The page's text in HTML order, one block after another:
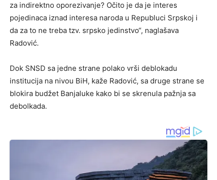
za indirektno oporezivanje? Očito je da je interes
pojedinaca iznad interesa naroda u Republuci Srpskoj i
da za to ne treba tzv. srpsko jedinstvo“, naglašava
Radović.
Dok SNSD sa jedne strane polako vrši deblokadu
institucija na nivou BiH, kaže Radović, sa druge strane se
blokira budžet Banjaluke kako bi se skrenula pažnja sa
debolkada.